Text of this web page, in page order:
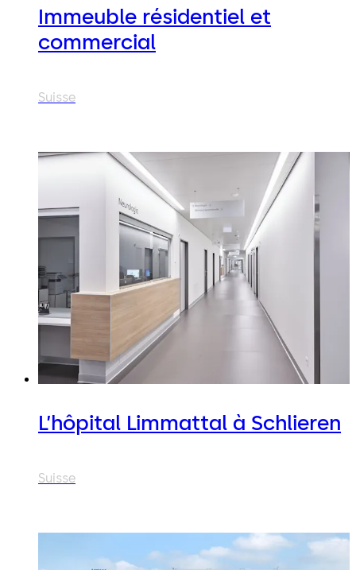
Immeuble résidentiel et
commercial
Suisse
L’hôpital Limmattal à Schlieren
Suisse